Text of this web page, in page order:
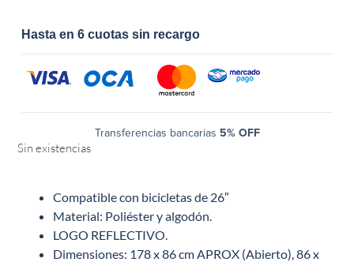
Hasta en 6 cuotas sin recargo
Transferencias bancarias 5% OFF
Sin existencias
Compatible con bicicletas de 26″
Material: Poliéster y algodón.
LOGO REFLECTIVO.
Dimensiones: 178 x 86 cm APROX (Abierto), 86 x